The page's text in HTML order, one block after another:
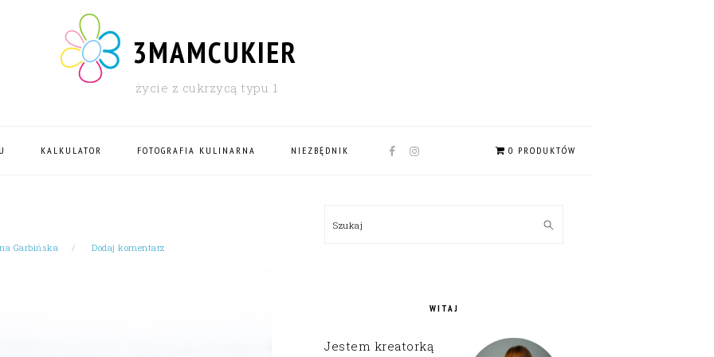
3MAMCUKIER
życie z cukrzycą typu 1
KALKULATOR FOTOGRAFIA KULINARNA NIEZBĘDNIK
NAV
0 PRODUKTÓW
Garbińska Dodaj komentarz
SIDEBAR
Szukaj
WITAJ
Jestem kreatorką